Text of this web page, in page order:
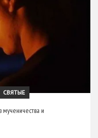
СВЯТЫЕ
мученичества и